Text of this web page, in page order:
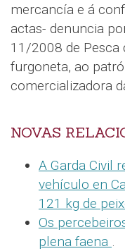
mercancía e á
actas- denuncia
11/2008 de Pesca
furgoneta, ao
comercializadora
NOVAS
A Garda Civil
vehículo en
121 kg de
Os
plena faena .